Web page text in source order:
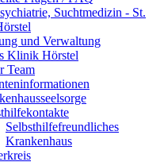
Suchtmedizin - St.
und Verwaltung
Klinik Hörstel
Team
Selbsthilfefreundliches
Krankenhaus